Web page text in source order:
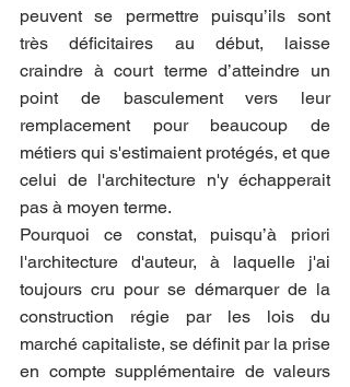
peuvent se permettre puisqu’ils sont
très déficitaires au début, laisse
craindre à court terme d’atteindre un
point de basculement vers leur
remplacement pour beaucoup de
métiers qui s'estimaient protégés, et que
celui de l'architecture n'y échapperait
pas à moyen terme.
Pourquoi ce constat, puisqu’à priori
l'architecture d'auteur, à laquelle j'ai
toujours cru pour se démarquer de la
construction régie par les lois du
marché capitaliste, se définit par la prise
en compte supplémentaire de valeurs